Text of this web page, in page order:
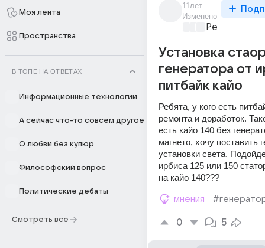
Моя лента
Пространства
В ТОПЕ НА ОТВЕТАХ
Информационные технологии
А сейчас что-то совсем другое
О любви без купюр
Философский вопрос
Политические дебаты
Смотреть все
11лет
Изменено
Ремонт и
Установка
генератора от
питбайк кайо
Ребята, у кого есть
ремонта и доработок.
есть кайо 140 без
магнето, хочу поставить
установки света.
ирбиса 125 или 150
на кайо 140???
мнения
0 5